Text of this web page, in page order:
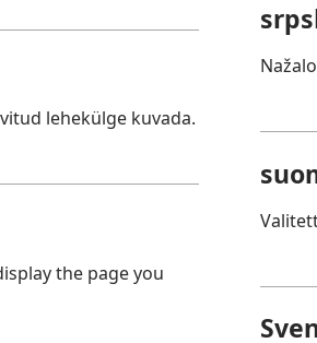
lehekülge kuvada.
the page you